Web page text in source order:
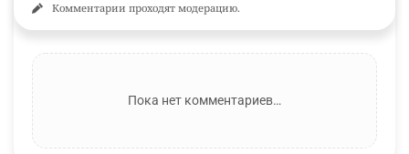
Комментарии проходят модерацию.
Пока нет комментариев…